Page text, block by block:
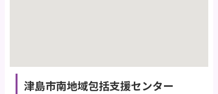
津島市南地域包括支援センター